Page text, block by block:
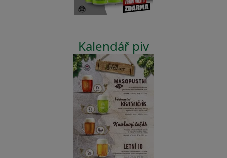
Kalendář piv